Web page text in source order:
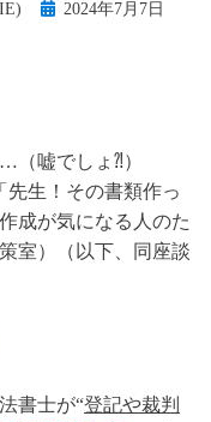
Posted2024年7月7日
（嘘でしょ⁈）
先生！その書類作っ
成が気になる人のた
室）（以下、同座談
書士が“登記や裁判